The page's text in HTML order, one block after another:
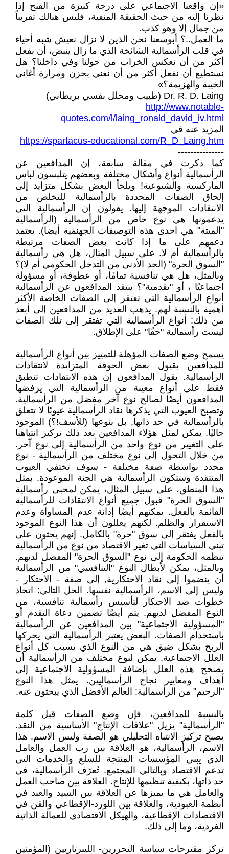
«إن واقعنا الاجتماعي على درجة كبيرة من القبح إذا
نظرنا إليه من حيث الحقيقة المنفية، فليس هنالك تقريباً
من جمال إلا وهو كذب.
ما العمل..؟ أبوسعنا نحن الذين لا نزال نعيش شبه أحياء
في قلب الرأسمالية الشائخة الذي ما زال ينبض، أن نفعل
أكثر من أن نعكس الخراب من حولنا وفي داخلنا؟ هل
نستطيع أن نفعل أكثر من أن نغني بحزن ومرارة أغاني
الخيبة والهزيمة؟»
Dr. R. D. Laing (طبيب ومحلل نفسي بريطاني)
http://www.notable-
quotes.com/l/laing_ronald_david_iv.html
المزيد عنه في
https://spartacus-educational.com/R_D_Laing.htm
---------------
كما ذكرت في مقالة سابقة، إن المدافعين عن
الرأسمالية أنواع وأشكال مختلفة وبعضهم يتلبسون لباس
الماركسية والشيوعية! ويلجأ البعض بشكل متزايد إلى
إلحاق الصفات المحددة بالرأسمالية للتخلص من
الانتقادات الموجهة إليها. يقولون إن الرأسمالية التي
يدعمونها هي نوع خاص من الرأسمالية (الرأسمالية
"الميتة" هي احدى هذه التوصيفات الجهنمية أيضا). يعتمد
دعمهم على ما إذا كانت بعض الصفات مرتبطة
بالرأسمالية أم لا. على سبيل المثال، هل هي رأسمالية
"السوق الحرة" (الحد الأدنى من التدخل الحكومي أم لا)؟
وبالمثل، هل هي تنافسية تمامًا، أو عطوفة، أو مسؤولة
اجتماعيًا ، أو "تقدمية"؟ ينتقد المدافعون عن الرأسمالية
أنواع الرأسمالية التي تفتقر إلى الصفات الخاصة الأكثر
أهمية بالنسبة لهم. يذهب العديد من المدافعين إلى أبعد
من ذلك: أنواع الرأسمالية التي تفتقر إلى تلك الصفات
ليست رأسمالية "حقًا" على الإطلاق.
يسمح وضع الصفات المؤهلة للتمييز بين أنواع الرأسمالية
للمدافعين بقبول بعض الجوقة المتزايدة لانتقادات
الرأسمالية. يقول المدافعون إن هذه الانتقادات تنطبق
فقط على أنواع معينة من الرأسمالية التي يرفضها
المدافعون أيضًا لصالح نوع آخر مفضل من الرأسمالية.
وتصبح العيوب التي يذكرها نقاد الرأسمالية عيوبًا لا تتعلق
بالرأسمالية في حد ذاتها, بل بنوعها (للأسف!؟) الموجود
حاليًا. يمكن لمثل هؤلاء المدافعين بعد ذلك تركيز انتباهنا
على التغيير من نوع واحد من الرأسمالية إلى نوع آخر.
من خلال التحول إلى نوع مختلف من الرأسمالية - نوع
محدد بواسطة صفة مختلفة - سوف تختفي العيوب
المنتقدة وستكون الرأسمالية هي الجنة الموعودة. بمثل
هذا المنطق، على سبيل المثال، يمكن لمحبى رأسمالية
"السوق الحرة" قبول جميع أنواع الانتقادات للرأسمالية
القائمة بالفعل. يمكنهم أيضًا إدانة عدم المساواة وعدم
الاستقرار والظلم. لكنهم يعللون أن هذا النوع الموجود
بالفعل يفتقر إلى سوق "حرة" بالكامل. إنهم يحثون على
تبني السياسات التي تغير الاقتصاد من نوع من الرأسمالية
تنظمه الحكومة إلى نوع "السوق الحرة" المفضل لديهم.
وبالمثل، يمكن لأبطال النوع "التنافسي" من الرأسمالية
أن ينضموا إلى نقاد الاحتكارية, إلى صفة - الاحتكار -
وليس إلى الاسم، الرأسمالية نفسها. الحل التالي: اتخاذ
خطوات ضد الاحتكار لتأسيس رأسمالية تنافسية، من
النوع المفضل لديهم. يتم أيضًا تضمين دعاة التقدم أو
"المسؤولية الاجتماعية" بين المدافعين عن الرأسمالية
باستخدام الصفات. البعض يعتبر الرأسمالية التي يحركها
الربح بشكل ضيق هي من النوع الذي يسبب كل أنواع
العلل الاجتماعية. يمكن لنوع مختلف من الرأسمالية أن
يصحح هذه العلل بإضافة المسؤولية الاجتماعية إلى
أهداف ومعايير نجاح الرأسماليين. يمثل هذا النوع
"الرحيم" من الرأسمالية: العالم الأفضل الذي يبحثون عنه.
بالنسبة للمدافعين، فإن وضع الصفات قبل كلمة
"الرأسمالية" يزيل "علاقات الإنتاج" الأساسية من النقد.
يصبح تركيز الانتباه التحليلي هو الصفة وليس الاسم. هذا
الاسم، الرأسمالية، هو العلاقة بين رب العمل والعامل
الذي يبني المؤسسات المنتجة للسلع والخدمات التي
تدعم الاقتصاد وبالتالي المجتمع. تُعرّف الرأسمالية، في
حد ذاتها، بكيفية تنظيمها للإنتاج. العلاقة بين صاحب العمل
والعامل هي ما يميزها عن العلاقة بين السيد والعبد في
أنظمة العبودية، والعلاقة بين اللورد-الإقطاعي والقن في
الاقتصادات الإقطاعية، والهيكل الاقتصادي للعمالة الذاتية
الفردية، وما إلى ذلك.
تركز مقترحات سياسة التحررين- الليبرتاريين (المؤمنين